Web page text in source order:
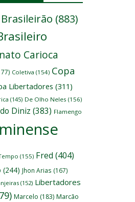
Brasileirão (883)
Carioca
Coletiva (154) Copa
Libertadores (311)
(145) De Olho Neles (156)
Diniz (383) Flamengo
(155) Fred (404)
(244) Jhon Arias (167)
(152) Libertadores
Marcelo (183) Marcão